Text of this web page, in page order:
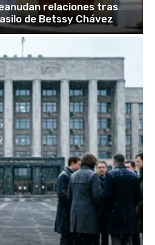
relaciones tras
de Betssy Chávez